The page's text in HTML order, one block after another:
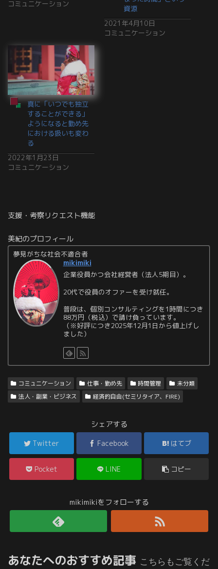
コミュニケーション
資源
2021年4月10日
コミュニケーション
真に「いつでも独立
することができる」
ようになると勤め先
における扱いも変わ
る
2022年1月23日
コミュニケーション
支援・考察リクエスト機能
美紀のプロフィール
夢見がちな社会不適合者
mikimiki
企業役員かつ会社経営者（法人5期目）。
20代で役員のオファーを受け就任。
普段は、個別コンサルティングを1時間につき
88万円（税込）で請け負っています。
（※好評につき2025年12月1日から値上げし
ました）
コミュニケーション 仕事・勤め先 時間管理
未分類
法人・副業・ビジネス
経済的自由(セミリタイア、FIRE)
シェアする
Twitter Facebook はてブ
Pocket LINE コピー
mikimikiをフォローする
あなたへのおすすめ記事 こちらもご覧くだ